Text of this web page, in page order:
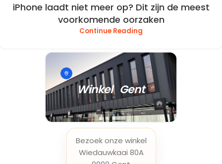
iPhone laadt niet meer op? Dit zijn de meest
voorkomende oorzaken
Continue Reading
Winkel Gent
Bezoek onze winkel
Wiedauwkaai 80A